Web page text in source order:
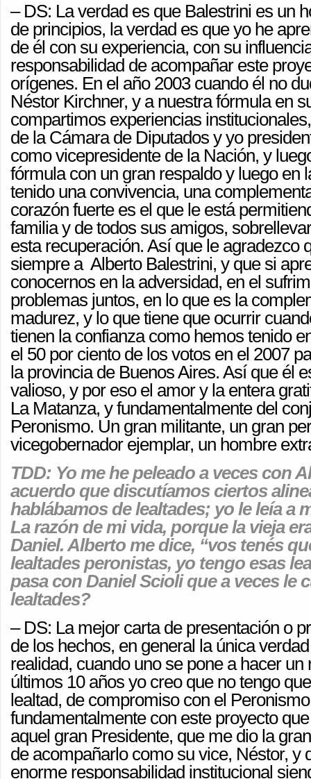
– DS: La verdad es que Balestrini es un
de principios, la verdad es que yo he
de él con su experiencia, con su
responsabilidad de acompañar este
orígenes. En el año 2003 cuando él no
Néstor Kirchner, y a nuestra fórmula en
compartimos experiencias
de la Cámara de Diputados y yo
como vicepresidente de la Nación, y
fórmula con un gran respaldo y luego en
tenido una convivencia, una
corazón fuerte es el que le está
familia y de todos sus amigos,
esta recuperación. Así que le agradezco
siempre a Alberto Balestrini, y que si
conocernos en la adversidad, en el
problemas juntos, en lo que es la
madurez, y lo que tiene que ocurrir
tienen la confianza como hemos tenido
el 50 por ciento de los votos en el 2007
la provincia de Buenos Aires. Así que él
valioso, y por eso el amor y la entera
La Matanza, y fundamentalmente del
Peronismo. Un gran militante, un gran
vicegobernador ejemplar, un hombre
TDD: Yo me he peleado a veces con
acuerdo que discutíamos ciertos
hablábamos de lealtades; yo le leía a
La razón de mi vida, porque la vieja
Daniel. Alberto me dice, “vos tenés
lealtades peronistas, yo tengo esas
pasa con Daniel Scioli que a veces le
lealtades?
– DS: La mejor carta de presentación o
de los hechos, en general la única
realidad, cuando uno se pone a hacer un
últimos 10 años yo creo que no tengo
lealtad, de compromiso con el
fundamentalmente con este proyecto
aquel gran Presidente, que me dio la
de acompañarlo como su vice, Néstor, y
enorme responsabilidad institucional